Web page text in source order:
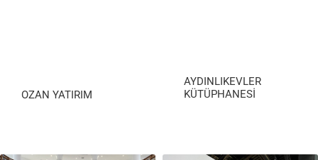
OZAN YATIRIM
AYDINLIKEVLER
KÜTÜPHANESİ